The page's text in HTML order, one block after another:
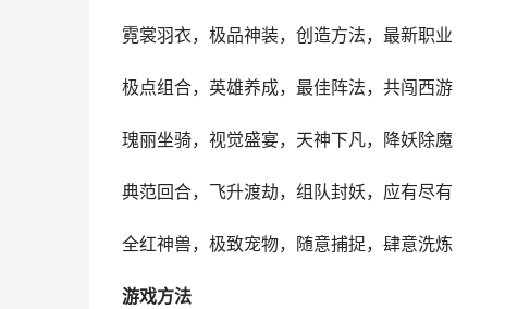
霓裳羽衣，极品神装，创造方法，最新职业
极点组合，英雄养成，最佳阵法，共闯西游
瑰丽坐骑，视觉盛宴，天神下凡，降妖除魔
典范回合，飞升渡劫，组队封妖，应有尽有
全红神兽，极致宠物，随意捕捉，肆意洗炼
游戏方法